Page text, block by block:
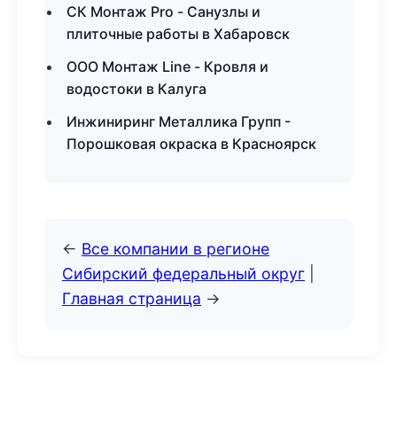
СК Монтаж Pro - Санузлы и
плиточные работы в Хабаровск
ООО Монтаж Line - Кровля и
водостоки в Калуга
Инжиниринг Металлика Групп -
Порошковая окраска в Красноярск
← Все компании в регионе
Сибирский федеральный округ
Главная страница →